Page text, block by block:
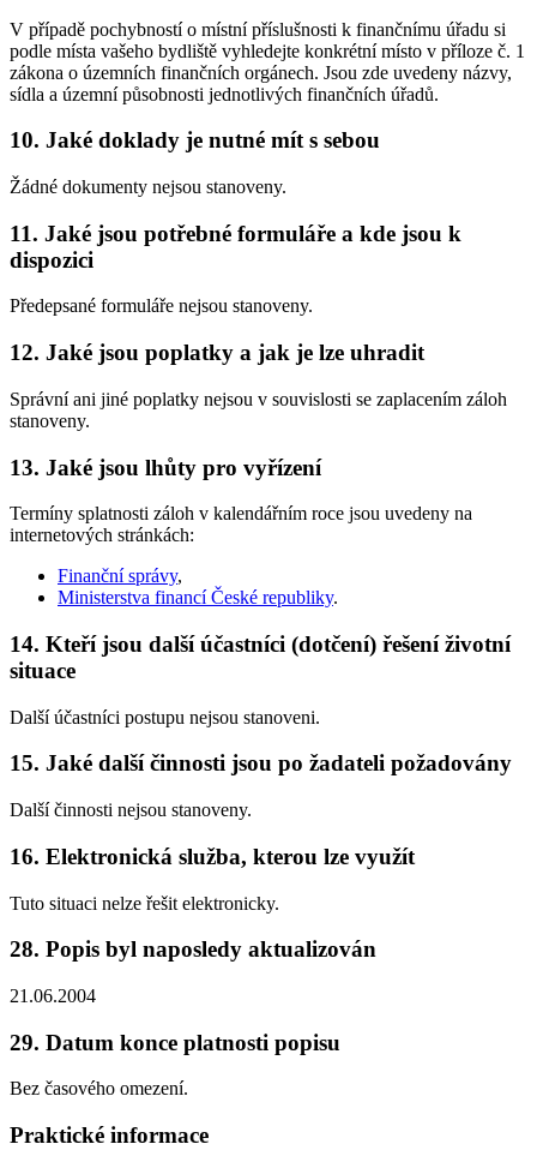
V případě pochybností o místní příslušnosti k finančnímu úřadu si
podle místa vašeho bydliště vyhledejte konkrétní místo v příloze č. 1
zákona o územních finančních orgánech. Jsou zde uvedeny názvy,
sídla a územní působnosti jednotlivých finančních úřadů.
10. Jaké doklady je nutné mít s sebou
Žádné dokumenty nejsou stanoveny.
11. Jaké jsou potřebné formuláře a kde jsou k
dispozici
Předepsané formuláře nejsou stanoveny.
12. Jaké jsou poplatky a jak je lze uhradit
Správní ani jiné poplatky nejsou v souvislosti se zaplacením záloh
stanoveny.
13. Jaké jsou lhůty pro vyřízení
Termíny splatnosti záloh v kalendářním roce jsou uvedeny na
internetových stránkách:
Finanční správy,
Ministerstva financí České republiky.
14. Kteří jsou další účastníci (dotčení) řešení životní
situace
Další účastníci postupu nejsou stanoveni.
15. Jaké další činnosti jsou po žadateli požadovány
Další činnosti nejsou stanoveny.
16. Elektronická služba, kterou lze využít
Tuto situaci nelze řešit elektronicky.
28. Popis byl naposledy aktualizován
21.06.2004
29. Datum konce platnosti popisu
Bez časového omezení.
Praktické informace